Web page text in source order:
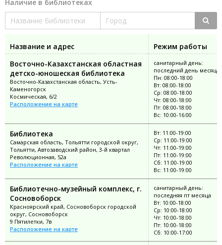
Наличие в библиотеках
Название и адрес
Режим работы
Восточно-Казахстанская областная
детско-юношеская библиотека
Восточно-Казахстанская область, Усть-
Каменогорск
Космическая, 6/2
Расположение на карте
санитарный день:
последний день месяца
Пн: 08:00-18:00
Вт: 08:00-18:00
Ср: 08:00-18:00
Чт: 08:00-18:00
Пт: 08:00-18:00
Вс: 10:00-16:00
Библиотека
Самарская область, Тольятти городской округ,
Тольятти, Автозаводский район, 3-й квартал
Революционная, 52а
Расположение на карте
Вт: 11:00-19:00
Ср: 11:00-19:00
Чт: 11:00-19:00
Пт: 11:00-19:00
Сб: 11:00-19:00
Вс: 11:00-19:00
Библиотечно-музейный комплекс, г.
Сосновоборск
Красноярский край, Сосновоборск городской
округ, Сосновоборск
9 Пятилетки, 7в
Расположение на карте
санитарный день:
последняя пт месяца
Вт: 10:00-18:00
Ср: 10:00-18:00
Чт: 10:00-18:00
Пт: 10:00-18:00
Сб: 10:00-17:00